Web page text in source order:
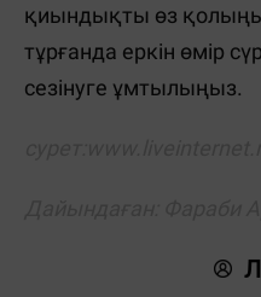
қиындықты өз
тұрғанда еркін өмір
сезінуге ұмтылыңыз.